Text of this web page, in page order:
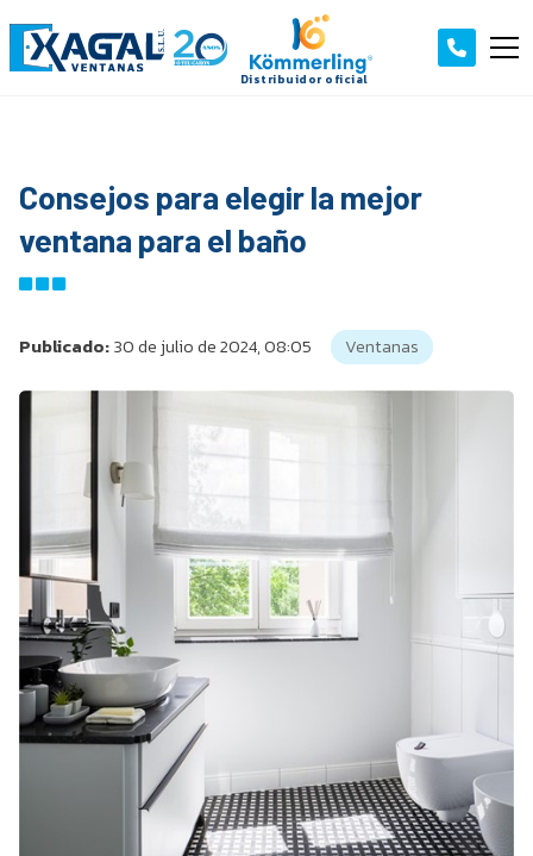
Consejos para elegir la mejor
ventana para el baño
Publicado:30 de julio de 2024, 08:05 Ventanas